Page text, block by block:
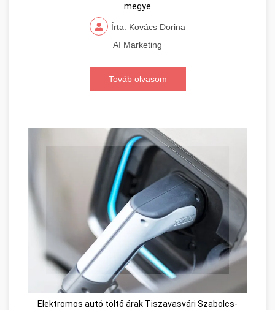
megye
Írta: Kovács Dorina
AI Marketing
Továb olvasom
Elektromos autó töltő árak Tiszavasvári Szabolcs-